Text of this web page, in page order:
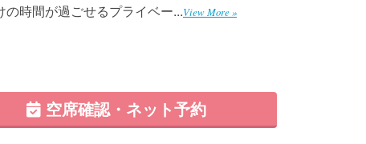
時間が過ごせるプライベー...View More »
空席確認・ネット予約